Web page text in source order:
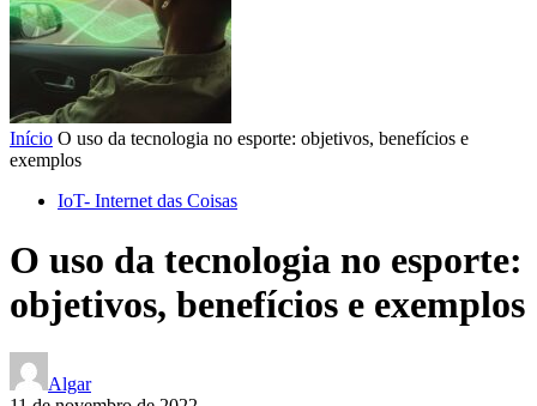
Início O uso da tecnologia no esporte: objetivos, benefícios e
exemplos
IoT- Internet das Coisas
O uso da tecnologia no esporte:
objetivos, benefícios e exemplos
Algar